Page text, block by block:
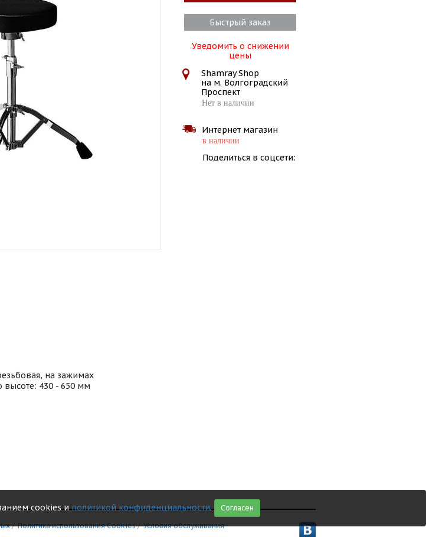
Быстрый заказ
Уведомить о снижении
цены
Shamray Shop
на м. Волгоградский
Проспект
Нет в наличии
Интернет магазин
в наличии
Поделиться в соцсети:
на зажимах
высоте: 430 - 650 мм
/Политика использования Сookies/Условия обслуживания
cookies иполитикой конфиденциальности. Согласен